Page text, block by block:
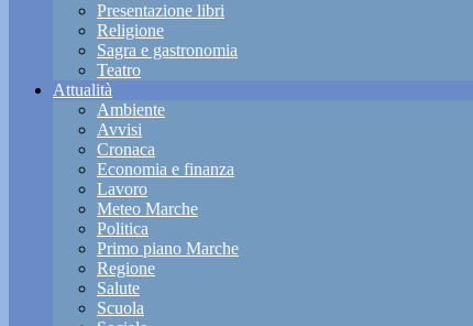
Presentazione libri
Religione
Sagra e gastronomia
Teatro
Attualità
Ambiente
Avvisi
Cronaca
Economia e finanza
Lavoro
Meteo Marche
Politica
Primo piano Marche
Regione
Salute
Scuola